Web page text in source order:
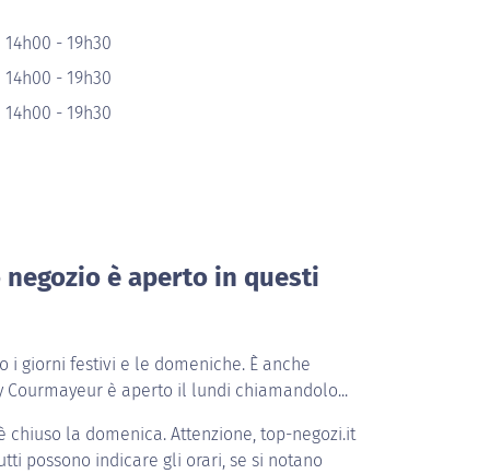
- 19h30
- 19h30
- 19h30
è aperto in questi
i giorni festivi e le domeniche. È anche
è aperto il lundi chiamandolo...
chiuso la domenica. Attenzione, top-negozi.it
possono indicare gli orari, se si notano